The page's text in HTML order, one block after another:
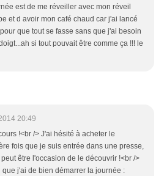
est de me réveiller avec mon réveil
et d avoir mon café chaud car j'ai lancé
que tout se fasse sans que j'ai besoin
si tout pouvait être comme ça !!! le
20:49
!<br /> J'ai hésité à acheter le
fois que je suis entrée dans une presse,
être l'occasion de le découvrir !<br />
que j'ai de bien démarrer la journée :